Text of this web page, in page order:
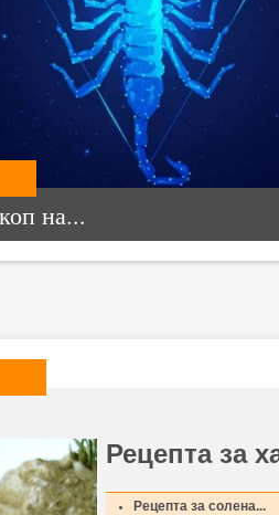
на...
Рецепта за
Рецепта за солена...